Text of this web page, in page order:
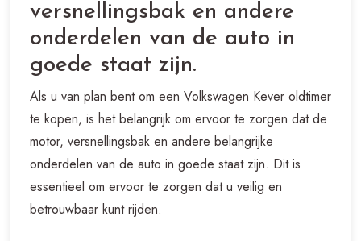
versnellingsbak en andere
onderdelen van de auto in
goede staat zijn.
Als u van plan bent om een Volkswagen Kever oldtimer
te kopen, is het belangrijk om ervoor te zorgen dat de
motor, versnellingsbak en andere belangrijke
onderdelen van de auto in goede staat zijn. Dit is
essentieel om ervoor te zorgen dat u veilig en
betrouwbaar kunt rijden.